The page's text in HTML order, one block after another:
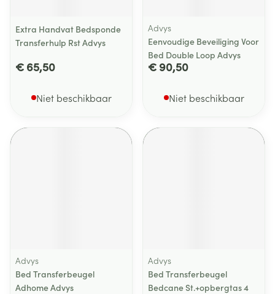
Extra Handvat Bedsponde
Transferhulp Rst Advys
€ 65,50
Niet beschikbaar
Advys
Eenvoudige Beveiliging Voor
Bed Double Loop Advys
€ 90,50
Niet beschikbaar
Advys
Bed Transferbeugel
Adhome Advys
Advys
Bed Transferbeugel
Bedcane St.+opbergtas 4